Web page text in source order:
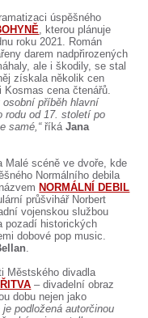
úspěšného
, kterou plánuje
roku 2021. Román
darem nadpřirozených
ale i škodily, se stal
získala několik cen
Kosmas cena čtenářů.
osobní příběh hlavní
rodu od 17. století po
samé,“říkáJana
Malé scéně ve dvoře, kde
Normálního debila
NORMÁLNÍ DEBIL
průšvihář Norbert
vojenskou službou
pozadí historických
dobové pop music.
.
Městského divadla
– divadelní obraz
dobu nejen jako
podložená autorčinou